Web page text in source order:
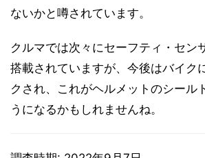
ないかと噂されています。
クルマでは次々にセーフティ・セン
搭載されていますが、今後はバイク
クされ、これがヘルメットのシール
うになるかもしれませんね。